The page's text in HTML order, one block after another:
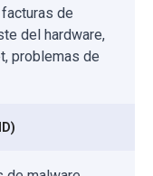
de
del hardware,
problemas de